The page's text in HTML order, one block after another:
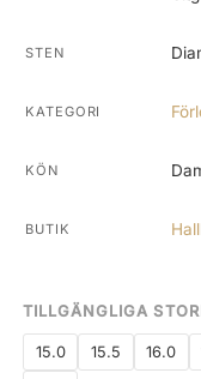
STEN
KATEGORI
KÖN
BUTIK
TILLGÄNGLIGA
15.0 15.5 16.0